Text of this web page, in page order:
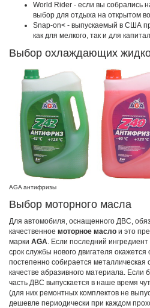
World Rider - если вы собрались
выбор для отдыха на открытом
Snap-on< - выпускаемый в США
как для мелкого, так и для
Выбор охлаждающих
AGA антифризы
Выбор моторного масла
Для автомобиля, оснащенного ДВС,
качественное моторное масло и это
марки AGA . Если последний
срок службы нового двигателя
постепенно собирается металлическая
качестве абразивного материала. Если
часть ДВС выпускается в наше время
(для них ремонтных комплектов не
дешевле периодически при каждом